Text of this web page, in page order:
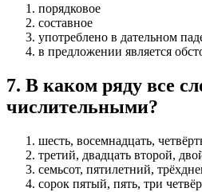
порядковое
составное
употреблено в дательном
в предложении является
7. В каком ряду все
числительными?
шесть, восемнадцать,
третий, двадцать второй,
семьсот, пятилетний,
сорок пятый, пять, три